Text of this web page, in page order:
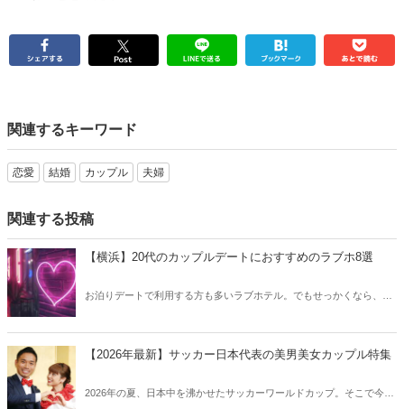
関連するキーワード
恋愛 結婚 カップル 夫婦
関連する投稿
【横浜】20代のカップルデートにおすすめのラブホ8選
お泊りデートで利用する方も多いラブホテル。でもせっかくなら、キ
【2026年最新】サッカー日本代表の美男美女カップル特集
2026年の夏、日本中を沸かせたサッカーワールドカップ。そこで今回